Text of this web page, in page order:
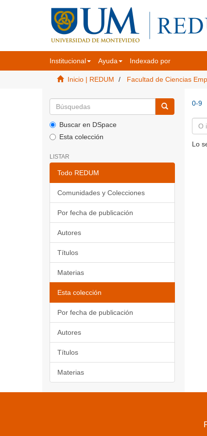
Institucional Ayuda Indexado por
Inicio | REDUM Facultad de Ciencias
Buscar en DSpace
Esta colección
LISTAR
Todo REDUM
Comunidades y Colecciones
Por fecha de publicación
Autores
Títulos
Materias
Esta colección
Por fecha de publicación
Autores
Títulos
Materias
0-9
Lo